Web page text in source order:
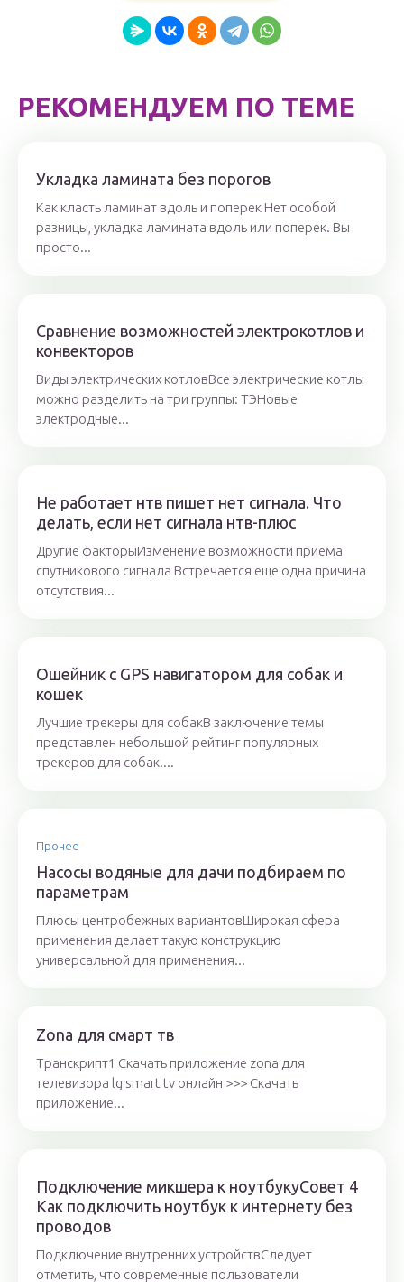
РЕКОМЕНДУЕМ ПО ТЕМЕ
Укладка ламината без порогов
Как класть ламинат вдоль и поперек Нет особой
разницы, укладка ламината вдоль или поперек. Вы
просто...
Сравнение возможностей электрокотлов и
конвекторов
Виды электрических котловВсе электрические котлы
можно разделить на три группы: ТЭНовые
электродные...
Не работает нтв пишет нет сигнала. Что
делать, если нет сигнала нтв-плюс
Другие факторыИзменение возможности приема
спутникового сигнала Встречается еще одна причина
отсутствия...
Ошейник с GPS навигатором для собак и
кошек
Лучшие трекеры для собакВ заключение темы
представлен небольшой рейтинг популярных
трекеров для собак....
Прочее
Насосы водяные для дачи подбираем по
параметрам
Плюсы центробежных вариантовШирокая сфера
применения делает такую конструкцию
универсальной для применения...
Zona для смарт тв
Транскрипт1 Скачать приложение zona для
телевизора lg smart tv онлайн >>> Скачать
приложение...
Подключение микшера к ноутбукуСовет 4
Как подключить ноутбук к интернету без
проводов
Подключение внутренних устройствСледует
отметить, что современные пользователи